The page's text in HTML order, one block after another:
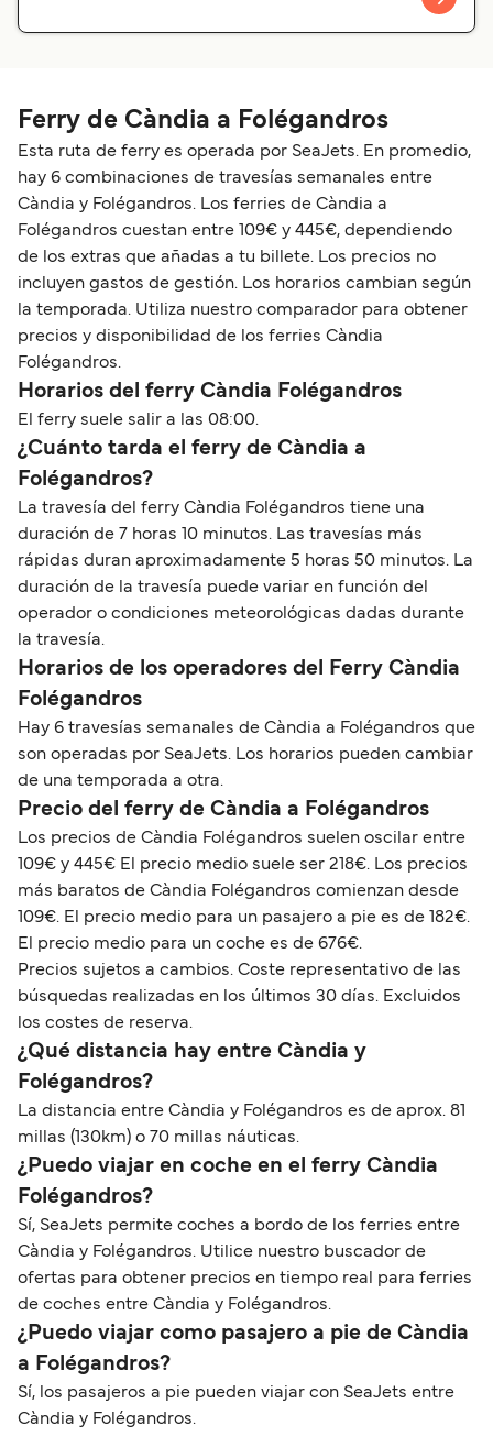
Ferry de Càndia a Folégandros
Esta ruta de ferry es operada por SeaJets. En promedio,
hay 6 combinaciones de travesías semanales entre
Càndia y Folégandros. Los ferries de Càndia a
Folégandros cuestan entre 109€ y 445€, dependiendo
de los extras que añadas a tu billete. Los precios no
incluyen gastos de gestión. Los horarios cambian según
la temporada. Utiliza nuestro comparador para obtener
precios y disponibilidad de los ferries Càndia
Folégandros.
Horarios del ferry Càndia Folégandros
El ferry suele salir a las 08:00.
¿Cuánto tarda el ferry de Càndia a
Folégandros?
La travesía del ferry Càndia Folégandros tiene una
duración de 7 horas 10 minutos. Las travesías más
rápidas duran aproximadamente 5 horas 50 minutos. La
duración de la travesía puede variar en función del
operador o condiciones meteorológicas dadas durante
la travesía.
Horarios de los operadores del Ferry Càndia
Folégandros
Hay 6 travesías semanales de Càndia a Folégandros que
son operadas por SeaJets. Los horarios pueden cambiar
de una temporada a otra.
Precio del ferry de Càndia a Folégandros
Los precios de Càndia Folégandros suelen oscilar entre
109€ y 445€ El precio medio suele ser 218€. Los precios
más baratos de Càndia Folégandros comienzan desde
109€. El precio medio para un pasajero a pie es de 182€.
El precio medio para un coche es de 676€.
Precios sujetos a cambios. Coste representativo de las
búsquedas realizadas en los últimos 30 días. Excluidos
los costes de reserva.
¿Qué distancia hay entre Càndia y
Folégandros?
La distancia entre Càndia y Folégandros es de aprox. 81
millas (130km) o 70 millas náuticas.
¿Puedo viajar en coche en el ferry Càndia
Folégandros?
Sí, SeaJets permite coches a bordo de los ferries entre
Càndia y Folégandros. Utilice nuestro buscador de
ofertas para obtener precios en tiempo real para ferries
de coches entre Càndia y Folégandros.
¿Puedo viajar como pasajero a pie de Càndia
a Folégandros?
Sí, los pasajeros a pie pueden viajar con SeaJets entre
Càndia y Folégandros.